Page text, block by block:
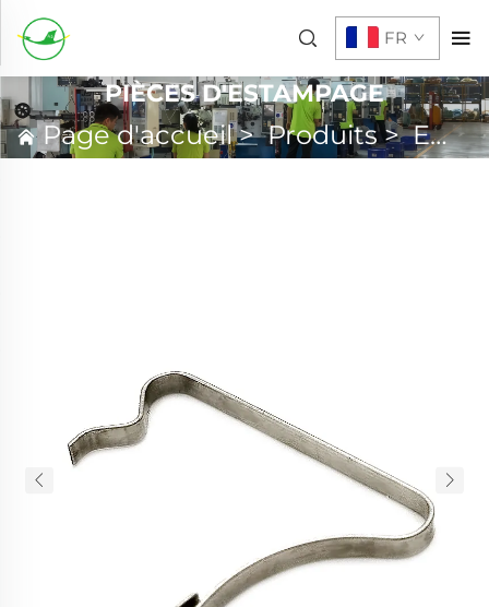
FR
PIÈCES D'ESTAMPAGE
Page d'accueil>Produits>Emboutissage métallique